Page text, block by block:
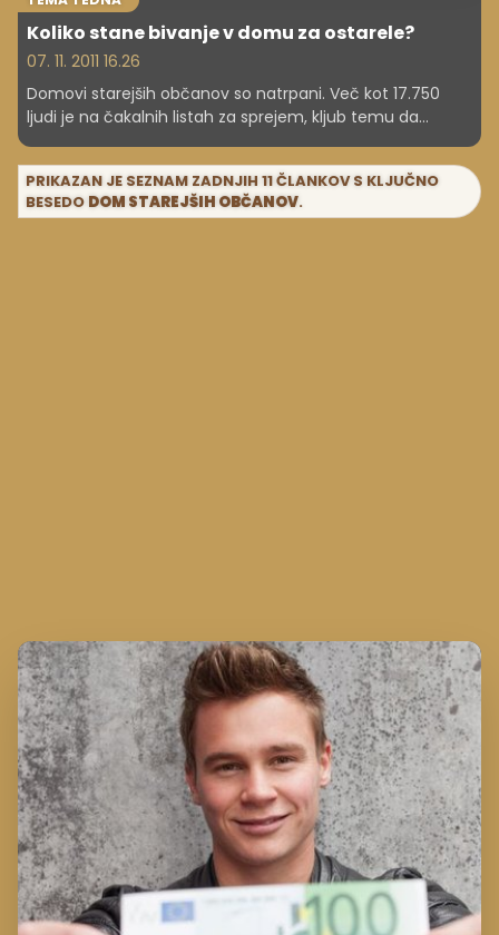
Koliko stane bivanje v domu za ostarele?
07. 11. 2011 16.26
Domovi starejših občanov so natrpani. Več kot 17.750
ljudi je na čakalnih listah za sprejem, kljub temu da
sprejem v dom dostikrat presega njihove finančne
zmožnosti.
PRIKAZAN JE SEZNAM ZADNJIH 11 ČLANKOV S KLJUČNO
BESEDO DOM STAREJŠIH OBČANOV.